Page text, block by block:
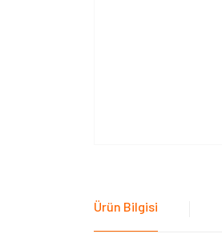
Ürün Bilgisi